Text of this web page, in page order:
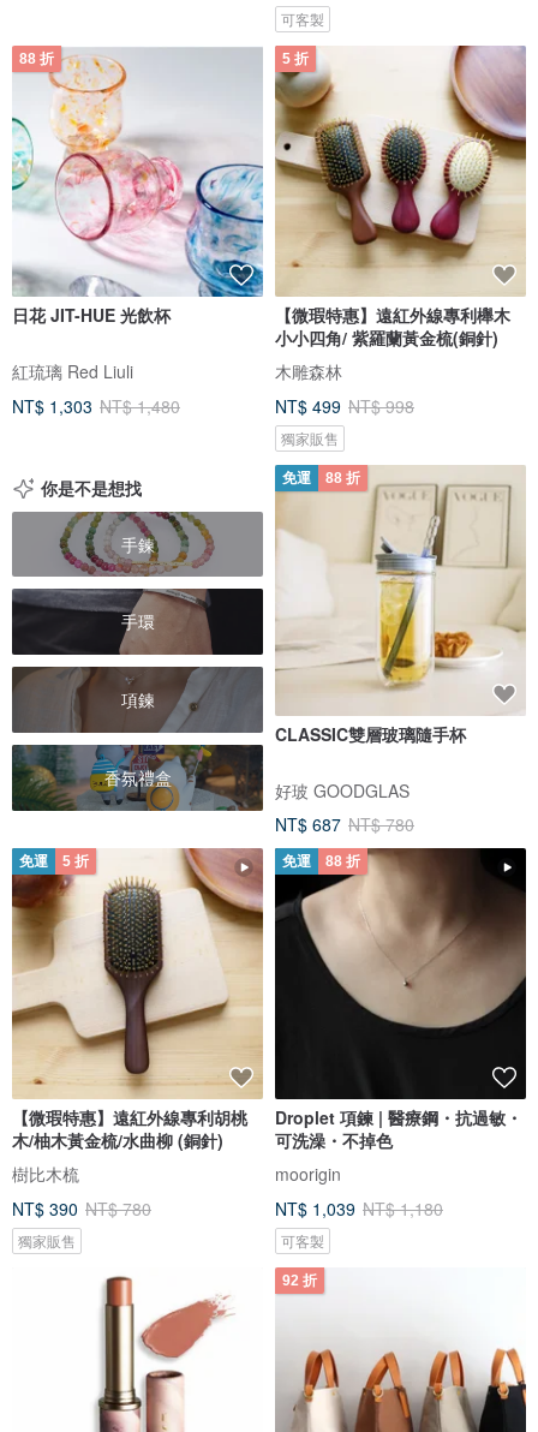
可客製
88 折
日花 JIT-HUE 光飲杯
紅琉璃 Red Liuli
NT$ 1,303 NT$ 1,480
5 折
【微瑕特惠】遠紅外線專利櫸木
小小四角/ 紫羅蘭黃金梳(銅針)
木雕森林
NT$ 499 NT$ 998
獨家販售
你是不是想找
手鍊
手環
項鍊
香氛禮盒
免運 88 折
CLASSIC雙層玻璃隨手杯
好玻 GOODGLAS
NT$ 687 NT$ 780
免運 5 折
【微瑕特惠】遠紅外線專利胡桃
木/柚木黃金梳/水曲柳 (銅針)
樹比木梳
NT$ 390 NT$ 780
獨家販售
免運 88 折
Droplet 項鍊 | 醫療鋼・抗過敏・
可洗澡・不掉色
moorigin
NT$ 1,039 NT$ 1,180
可客製
92 折